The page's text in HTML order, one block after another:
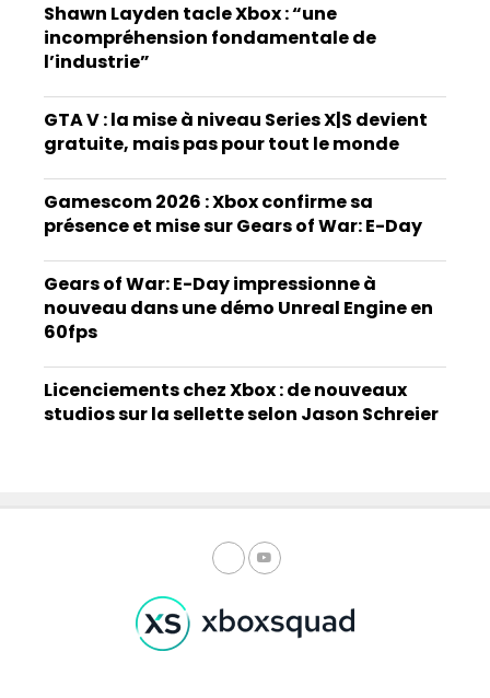
Shawn Layden tacle Xbox : “une
incompréhension fondamentale de
l’industrie”
GTA V : la mise à niveau Series X|S devient
gratuite, mais pas pour tout le monde
Gamescom 2026 : Xbox confirme sa
présence et mise sur Gears of War: E-Day
Gears of War: E-Day impressionne à
nouveau dans une démo Unreal Engine en
60fps
Licenciements chez Xbox : de nouveaux
studios sur la sellette selon Jason Schreier